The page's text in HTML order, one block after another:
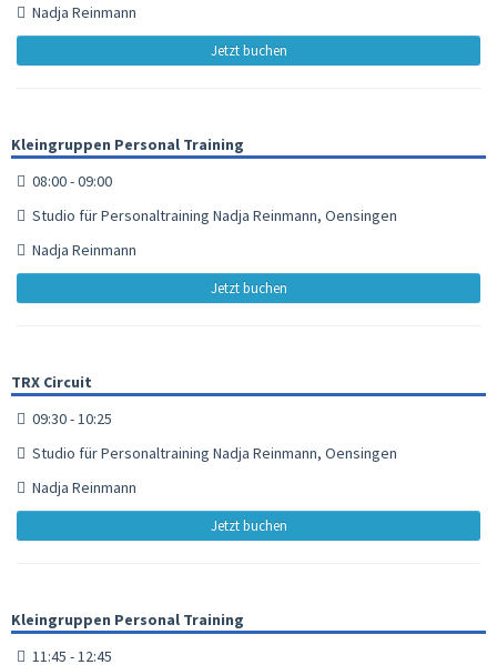
Nadja Reinmann
Jetzt buchen
Kleingruppen Personal Training
08:00 - 09:00
Studio für Personaltraining Nadja Reinmann, Oensingen
Nadja Reinmann
Jetzt buchen
TRX Circuit
09:30 - 10:25
Studio für Personaltraining Nadja Reinmann, Oensingen
Nadja Reinmann
Jetzt buchen
Kleingruppen Personal Training
11:45 - 12:45